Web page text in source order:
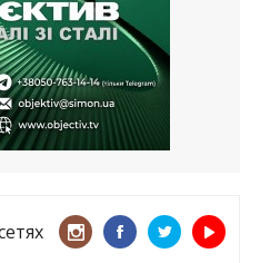
закон? Пусть
благодаря штрафу
с учета